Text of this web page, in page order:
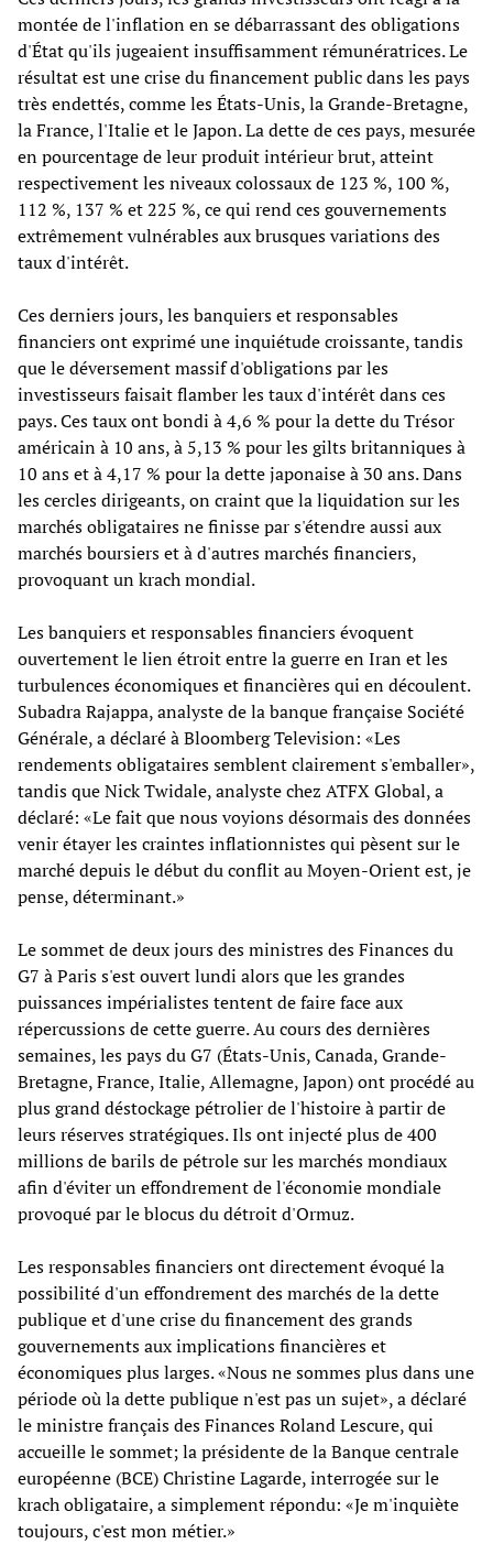
montée de l'inflation en se débarrassant des obligations
d'État qu'ils jugeaient insuffisamment rémunératrices. Le
résultat est une crise du financement public dans les pays
très endettés, comme les États-Unis, la Grande-Bretagne,
la France, l'Italie et le Japon. La dette de ces pays, mesurée
en pourcentage de leur produit intérieur brut, atteint
respectivement les niveaux colossaux de 123 %, 100 %,
112 %, 137 % et 225 %, ce qui rend ces gouvernements
extrêmement vulnérables aux brusques variations des
taux d'intérêt.
Ces derniers jours, les banquiers et responsables
financiers ont exprimé une inquiétude croissante, tandis
que le déversement massif d'obligations par les
investisseurs faisait flamber les taux d'intérêt dans ces
pays. Ces taux ont bondi à 4,6 % pour la dette du Trésor
américain à 10 ans, à 5,13 % pour les gilts britanniques à
10 ans et à 4,17 % pour la dette japonaise à 30 ans. Dans
les cercles dirigeants, on craint que la liquidation sur les
marchés obligataires ne finisse par s'étendre aussi aux
marchés boursiers et à d'autres marchés financiers,
provoquant un krach mondial.
Les banquiers et responsables financiers évoquent
ouvertement le lien étroit entre la guerre en Iran et les
turbulences économiques et financières qui en découlent.
Subadra Rajappa, analyste de la banque française Société
Générale, a déclaré à Bloomberg Television: «Les
rendements obligataires semblent clairement s'emballer»,
tandis que Nick Twidale, analyste chez ATFX Global, a
déclaré: «Le fait que nous voyions désormais des données
venir étayer les craintes inflationnistes qui pèsent sur le
marché depuis le début du conflit au Moyen-Orient est, je
pense, déterminant.»
Le sommet de deux jours des ministres des Finances du
G7 à Paris s'est ouvert lundi alors que les grandes
puissances impérialistes tentent de faire face aux
répercussions de cette guerre. Au cours des dernières
semaines, les pays du G7 (États-Unis, Canada, Grande-
Bretagne, France, Italie, Allemagne, Japon) ont procédé au
plus grand déstockage pétrolier de l'histoire à partir de
leurs réserves stratégiques. Ils ont injecté plus de 400
millions de barils de pétrole sur les marchés mondiaux
afin d'éviter un effondrement de l'économie mondiale
provoqué par le blocus du détroit d'Ormuz.
Les responsables financiers ont directement évoqué la
possibilité d'un effondrement des marchés de la dette
publique et d'une crise du financement des grands
gouvernements aux implications financières et
économiques plus larges. «Nous ne sommes plus dans une
période où la dette publique n'est pas un sujet», a déclaré
le ministre français des Finances Roland Lescure, qui
accueille le sommet; la présidente de la Banque centrale
européenne (BCE) Christine Lagarde, interrogée sur le
krach obligataire, a simplement répondu: «Je m'inquiète
toujours, c'est mon métier.»